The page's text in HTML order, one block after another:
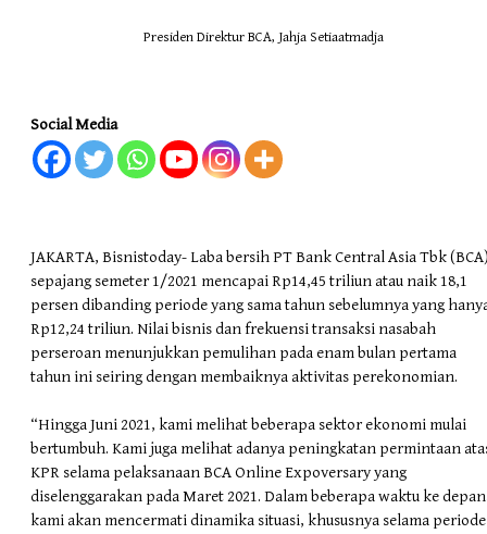
Presiden Direktur BCA, Jahja Setiaatmadja
Social Media
JAKARTA, Bisnistoday- Laba bersih PT Bank Central Asia Tbk
sepajang semeter 1/2021 mencapai Rp14,45 triliun atau naik 18,1
persen dibanding periode yang sama tahun sebelumnya yang
Rp12,24 triliun. Nilai bisnis dan frekuensi transaksi nasabah
perseroan menunjukkan pemulihan pada enam bulan pertama
tahun ini seiring dengan membaiknya aktivitas perekonomian.
“Hingga Juni 2021, kami melihat beberapa sektor ekonomi mulai
bertumbuh. Kami juga melihat adanya peningkatan permintaan
KPR selama pelaksanaan BCA Online Expoversary yang
diselenggarakan pada Maret 2021. Dalam beberapa waktu ke
kami akan mencermati dinamika situasi, khususnya selama periode